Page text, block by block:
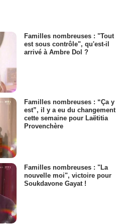
Familles nombreuses : "Tout
est sous contrôle", qu'est-il
arrivé à Ambre Dol ?
Familles nombreuses : “Ça y
est”, il y a eu du changement
cette semaine pour Laëtitia
Provenchère
Familles nombreuses : "La
nouvelle moi", victoire pour
Soukdavone Gayat !